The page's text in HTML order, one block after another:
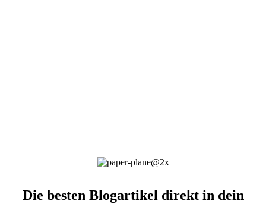
Die besten Blogartikel direkt in dein